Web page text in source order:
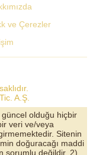
ve Çerezler
A.Ş.
olduğu hiçbir
veri ve/veya
Sitenin
doğuracağı maddi
sorumlu değildir. 2)